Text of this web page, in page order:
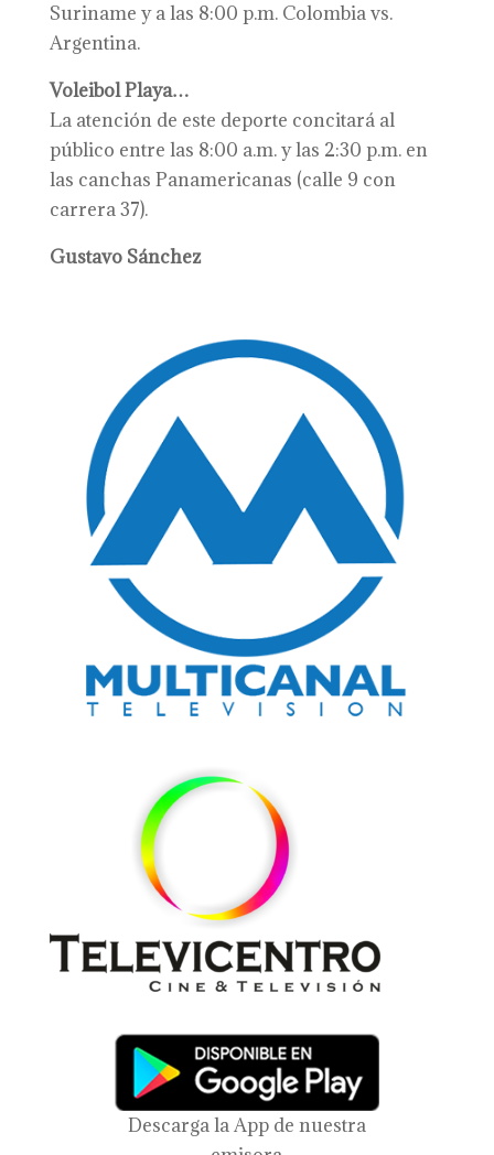
Suriname y a las 8:00 p.m. Colombia vs.
Argentina.
Voleibol Playa…
La atención de este deporte concitará al
público entre las 8:00 a.m. y las 2:30 p.m. en
las canchas Panamericanas (calle 9 con
carrera 37).
Gustavo Sánchez
Descarga la App de nuestra